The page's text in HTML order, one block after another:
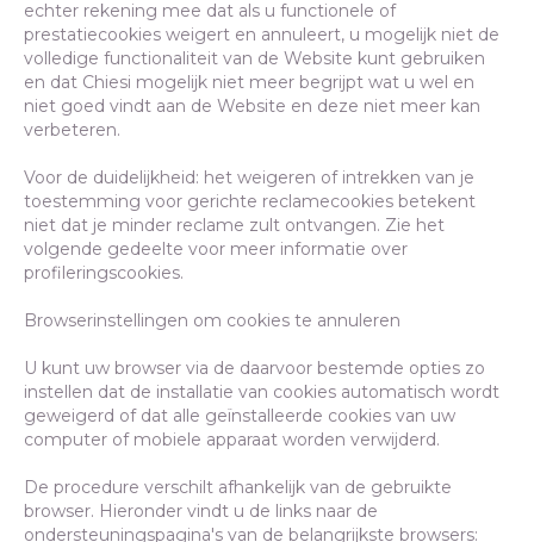
echter rekening mee dat als u functionele of
prestatiecookies weigert en annuleert, u mogelijk niet de
volledige functionaliteit van de Website kunt gebruiken
en dat Chiesi mogelijk niet meer begrijpt wat u wel en
niet goed vindt aan de Website en deze niet meer kan
verbeteren.
Voor de duidelijkheid: het weigeren of intrekken van je
toestemming voor gerichte reclamecookies betekent
niet dat je minder reclame zult ontvangen. Zie het
volgende gedeelte voor meer informatie over
profileringscookies.
Browserinstellingen om cookies te annuleren
U kunt uw browser via de daarvoor bestemde opties zo
instellen dat de installatie van cookies automatisch wordt
geweigerd of dat alle geïnstalleerde cookies van uw
computer of mobiele apparaat worden verwijderd.
De procedure verschilt afhankelijk van de gebruikte
browser. Hieronder vindt u de links naar de
ondersteuningspagina's van de belangrijkste browsers: